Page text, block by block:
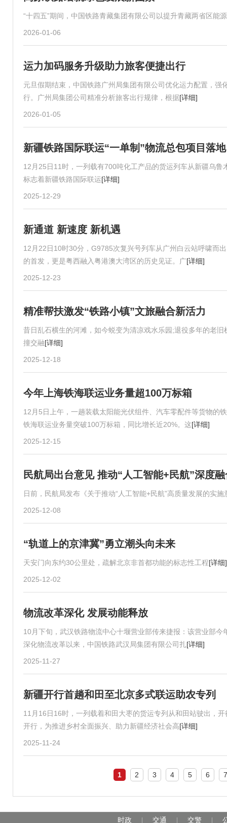
“十四五”期间，中国铁路青藏集团有限公司以提升青藏两省区能
2026-01-06
运力加码服务升级助力旅客便捷出行
元旦假期结束，中国铁路广州局集团有限公司优化运力配置，
行。广州局集团公司精准分析旅客出行规律，根据[详细]
2026-01-05
新疆铁路国际联运“一单制”物流总包项目落地
12月25日11时，一列载有700吨化工产品的货运列车从新疆乌
标志着新疆铁路国际联运[详细]
2025-12-29
新通道 新速度 新机遇
12月22日10时30分，G9785次复兴号列车从广州白云站呼啸而
的首发，更是粤西融入粤港澳大湾区的历史见证。广[详细]
2025-12-23
精准帮扶激发“铁路小镇”文旅融合新活力
昔日乱石横生的河滩，如今蜕变为清凉戏水乐园;退役多年的老
撞交融[详细]
2025-12-18
今年上海铁海联运业务量超100万标箱
12月5日上午，一趟装载太阳能光伏组件、汽车零配件等货物的
铁海联运业务量突破100万标箱，同比增长近20%。这[详细]
2025-12-15
民航局出台意见 推动“人工智能+民航”深度
日前，民航局发布《关于推动“人工智能+民航”高质量发展的实
2025-12-08
“轨道上的京津冀”勇立潮头向未来
天安门向东约30公里处，疏解北京非首都功能的标志性工程[详细]
2025-12-02
物流改革深化 发展动能释放
10月下旬，武汉铁路物流中心十堰营业部传来捷报：该营业部
深化物流改革以来，中国铁路武汉局集团有限公司扎[详细]
2025-11-27
新疆开行首趟和田至北京多式联运助农专列
11月16日16时，一列载着和田大枣的货运专列从和田站驶出，
开行，为推进乡村全面振兴、助力新疆经济社会高[详细]
2025-11-24
1 2 3 4 5 6 7
时政 交通 交警